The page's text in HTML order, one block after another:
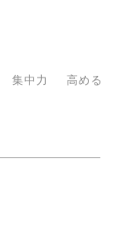
集中力 高める